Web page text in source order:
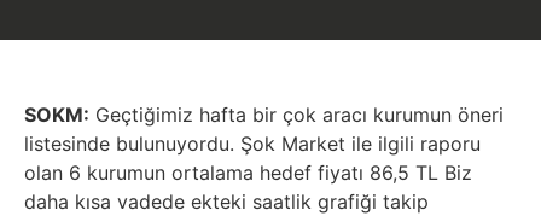
SOKM: Geçtiğimiz hafta bir çok aracı kurumun öneri
listesinde bulunuyordu. Şok Market ile ilgili raporu
olan 6 kurumun ortalama hedef fiyatı 86,5 TL Biz
daha kısa vadede ekteki saatlik grafiği takip